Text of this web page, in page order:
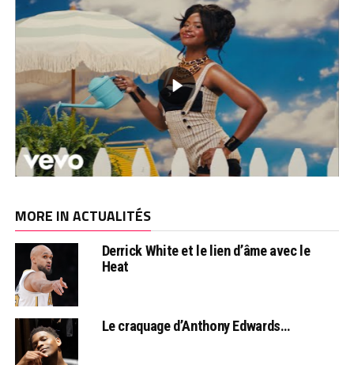
MORE IN ACTUALITÉS
Derrick White et le lien d’âme avec le
Heat
Le craquage d’Anthony Edwards…